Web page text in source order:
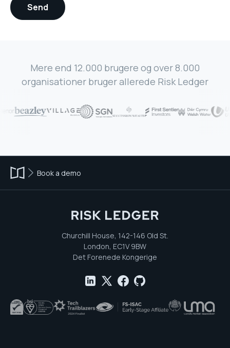
Mere end 12.000 brugere og over 8.000
organisationer bruger allerede Risk Ledger
Book a demo
Churchill House, 142-146 Old St.
London, EC1V 9BW
Det Forenede Kongerige